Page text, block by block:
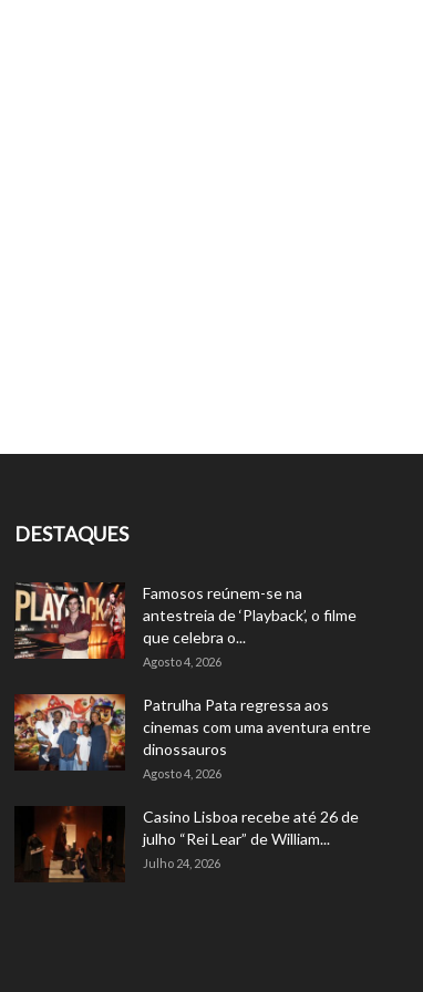
DESTAQUES
Famosos reúnem-se na
antestreia de ‘Playback’, o filme
que celebra o...
Agosto 4, 2026
Patrulha Pata regressa aos
cinemas com uma aventura entre
dinossauros
Agosto 4, 2026
Casino Lisboa recebe até 26 de
julho “Rei Lear” de William...
Julho 24, 2026